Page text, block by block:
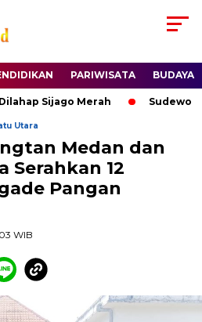
PARIWISATA BUDAYA
Sijago Merah Sudewo
Utara
Medan dan
Serahkan 12
Pangan
WIB